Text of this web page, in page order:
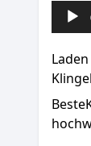
Audio-
Player